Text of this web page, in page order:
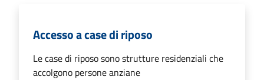
Accesso a case di riposo
Le case di riposo sono strutture residenziali che
accolgono persone anziane